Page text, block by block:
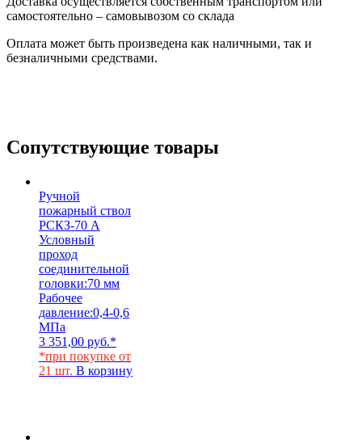
самостоятельно – самовывозом со склада
Оплата может быть произведена как наличными, так и
безналичными средствами.
Сопутствующие товары
Ручной
пожарный ствол
РСКЗ-70 А
Условный
проход
соединительной
головки:70 мм
Рабочее
давление:0,4-0,6
МПа
3 351,00 руб.*
*при покупке от
21 шт. В корзину